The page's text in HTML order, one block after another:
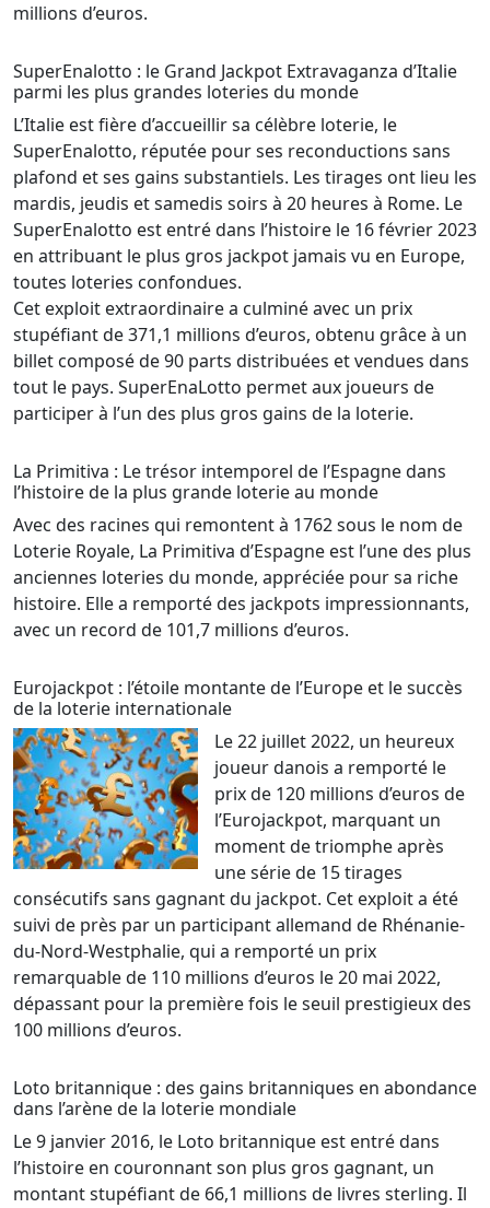
millions d’euros.
SuperEnalotto : le Grand Jackpot Extravaganza d’Italie
parmi les plus grandes loteries du monde
L’Italie est fière d’accueillir sa célèbre loterie, le
SuperEnalotto, réputée pour ses reconductions sans
plafond et ses gains substantiels. Les tirages ont lieu les
mardis, jeudis et samedis soirs à 20 heures à Rome. Le
SuperEnalotto est entré dans l’histoire le 16 février 2023
en attribuant le plus gros jackpot jamais vu en Europe,
toutes loteries confondues.
Cet exploit extraordinaire a culminé avec un prix
stupéfiant de 371,1 millions d’euros, obtenu grâce à un
billet composé de 90 parts distribuées et vendues dans
tout le pays. SuperEnaLotto permet aux joueurs de
participer à l’un des plus gros gains de la loterie.
La Primitiva : Le trésor intemporel de l’Espagne dans
l’histoire de la plus grande loterie au monde
Avec des racines qui remontent à 1762 sous le nom de
Loterie Royale, La Primitiva d’Espagne est l’une des plus
anciennes loteries du monde, appréciée pour sa riche
histoire. Elle a remporté des jackpots impressionnants,
avec un record de 101,7 millions d’euros.
Eurojackpot : l’étoile montante de l’Europe et le succès
de la loterie internationale
Le 22 juillet 2022, un heureux
joueur danois a remporté le
prix de 120 millions d’euros de
l’Eurojackpot, marquant un
moment de triomphe après
une série de 15 tirages
consécutifs sans gagnant du jackpot. Cet exploit a été
suivi de près par un participant allemand de Rhénanie-
du-Nord-Westphalie, qui a remporté un prix
remarquable de 110 millions d’euros le 20 mai 2022,
dépassant pour la première fois le seuil prestigieux des
100 millions d’euros.
Loto britannique : des gains britanniques en abondance
dans l’arène de la loterie mondiale
Le 9 janvier 2016, le Loto britannique est entré dans
l’histoire en couronnant son plus gros gagnant, un
montant stupéfiant de 66,1 millions de livres sterling. Il